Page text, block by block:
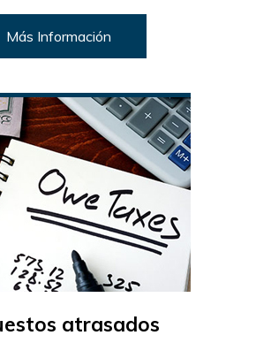
Más Información
atrasados